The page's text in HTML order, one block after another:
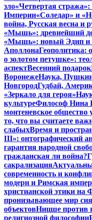
зло«Четвертая
Империи«Соледар» и
война, Русская весна и
«Мышь»: древнейший
«Мышь»: новый Эдип и
АполлонаГеополитика:
о золотом петушке»:
аспектВесенний подарок
ВоронежеНаука,
НовгородГудбай,
«Зеркало для героя»
культуреФилософ Нина
монтеневское общество
то, что вы считаете
слабыхВремя и
III»: онтографический
гарантия народной
гражданская ли война?
сакрализация
современность и
модерн и Римская
христианской этики
пронизывающее мир
объектовНицше против
религиозной философии